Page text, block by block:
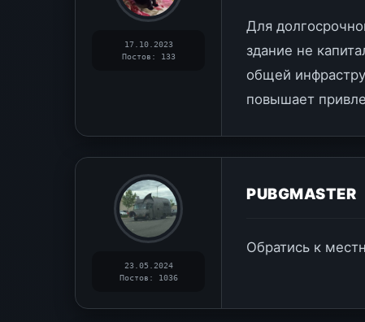
17.10.2023
Постов: 133
Для
здание не
общей
повышает
23.05.2024
Постов: 1036
PUBGMASTER
Обратись к